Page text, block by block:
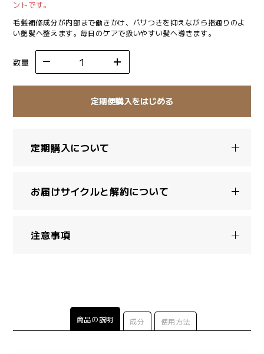
ントです。
毛髪補修成分が内部まで働きかけ、パサつきを抑えながら指通りのよ
い艶髪へ整えます。毎日のケアで扱いやすい髪へ導きます。
数量
定期便購入をはじめる
定期購入について
お届けサイクルと解約について
注意事項
商品の説明 成分 使用方法